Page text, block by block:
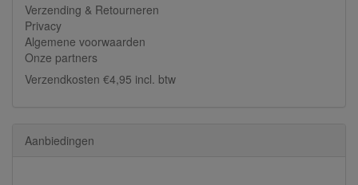
Verzending & Retourneren
Privacy
Algemene voorwaarden
Onze partners
Verzendkosten €4,95 incl. btw
Aanbiedingen